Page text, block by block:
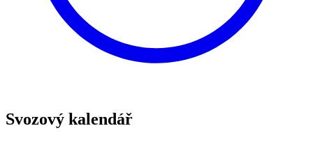
Svozový kalendář